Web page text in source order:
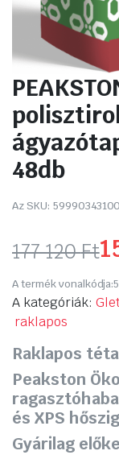
48db
Az SKU:
177 120Ft
Original
price
was:
177
120 Ft.
Current
price
is:
151
200 Ft.
A termék vonalkódja:
A kategóriák:
raklapos
Raklapos
Peakston
és XPS
Gyárilag